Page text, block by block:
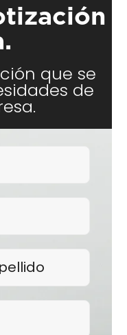
que se
de